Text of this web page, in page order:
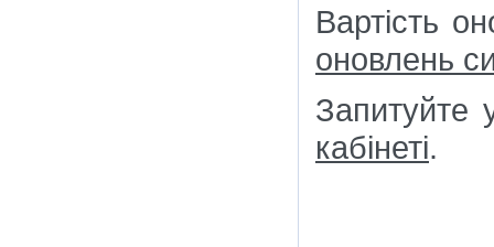
Вартість
оновлень
Запитуйте
кабінеті.